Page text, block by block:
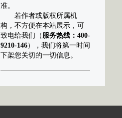
准。
若作者或版权所属机
构，不方便在本站展示，可
致电给我们（ 服务热线：400-
9210-146），我们将第一时间
下架您关切的一切信息。